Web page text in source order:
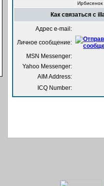
Ирбисенок
Как связаться с
Адрес e-mail:
Личное сообщение:
MSN Messenger:
Yahoo Messenger:
AIM Address:
ICQ Number: